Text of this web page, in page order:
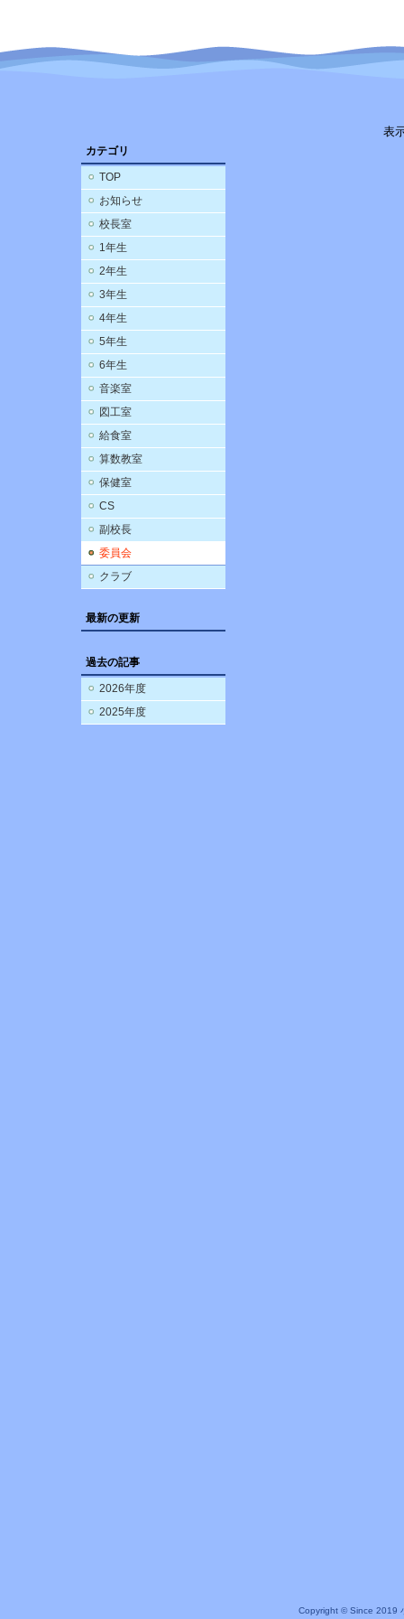
カテゴリ
TOP
お知らせ
校長室
1年生
2年生
3年生
4年生
5年生
6年生
音楽室
図工室
給食室
算数教室
保健室
CS
副校長
委員会
クラブ
最新の更新
過去の記事
2026年度
2025年度
表
Copyright © Since 2019